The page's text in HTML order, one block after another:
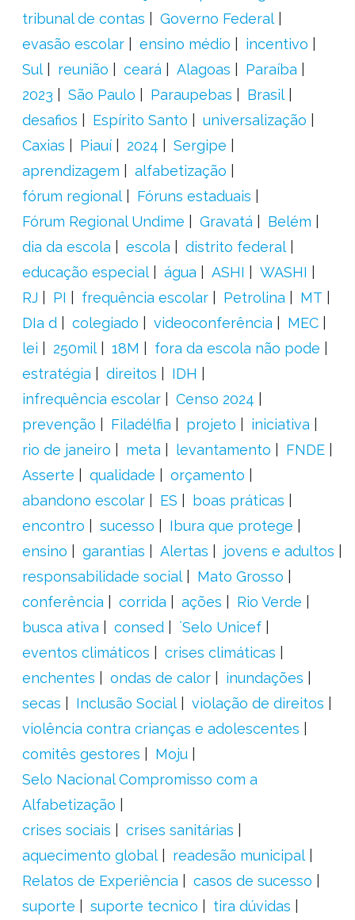
tribunal de contas
Governo Federal
evasão escolar
ensino médio
incentivo
Sul
reunião ceará Alagoas
Paraíba
2023
São Paulo Paraupebas
Brasil
desafios
Espírito Santo
universalização
Caxias
Piauí 2024
Sergipe
aprendizagem
alfabetização
fórum regional
Fóruns estaduais
Fórum Regional Undime
Gravatá
Belém
dia da escola
escola
distrito federal
educação especial
água ASHI
WASHI
RJ
PI frequência escolar Petrolina
MT
DIa d
colegiado videoconferência
MEC
lei
250mil 18M
fora da escola não pode
estratégia
direitos
IDH
infrequência escolar
Censo 2024
prevenção
Filadélfia projeto
iniciativa
rio de janeiro
meta levantamento
FNDE
Asserte
qualidade
orçamento
abandono escolar
ES
boas práticas
encontro
sucesso
Ibura que protege
ensino
garantias Alertas
jovens e adultos
responsabilidade social
Mato Grosso
conferência
corrida ações
Rio Verde
busca ativa
consed
´Selo Unicef
eventos climáticos
crises climáticas
enchentes
ondas de calor
inundações
secas
Inclusão Social
violação de direitos
violência contra crianças e adolescentes
comitês gestores
Moju
Selo Nacional Compromisso com a
Alfabetização
crises sociais
crises sanitárias
aquecimento global
readesão municipal
Relatos de Experiência
casos de sucesso
suporte
suporte tecnico
tira dúvidas